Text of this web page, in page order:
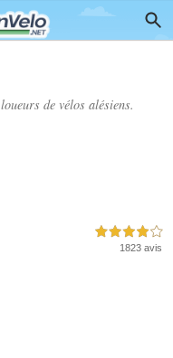
loueurs de vélos alésiens.
4,0 étoiles sur 5
1823 avis